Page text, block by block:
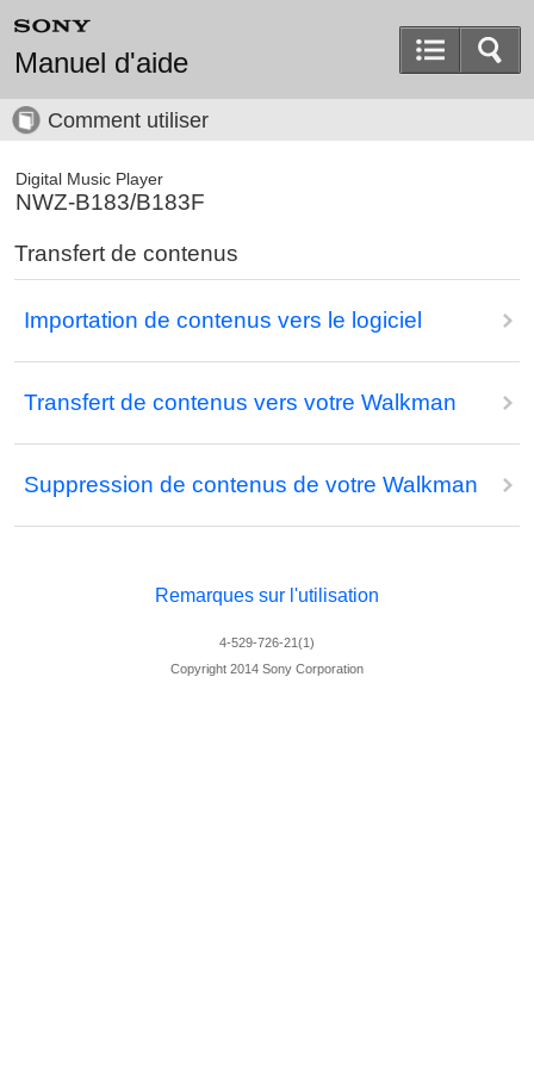
Manuel d'aide
Comment utiliser
Digital Music Player
NWZ-B183/B183F
Transfert de contenus
Importation de contenus vers le logiciel
Transfert de contenus vers votre Walkman
Suppression de contenus de votre Walkman
Remarques sur l'utilisation
4-529-726-21(1)
Copyright 2014 Sony Corporation